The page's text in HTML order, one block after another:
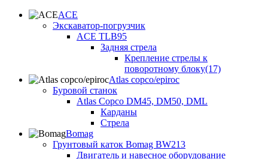
ACE
Экскаватор-погрузчик
ACE TLB95
Задняя стрела
Крепление стрелы к
поворотному блоку(17)
Atlas copco/epiroc
Буровой станок
Atlas Copco DM45, DM50, DML
Карданы
Стрела
Bomag
Грунтовый каток Bomag BW213
Двигатель и навесное оборудование